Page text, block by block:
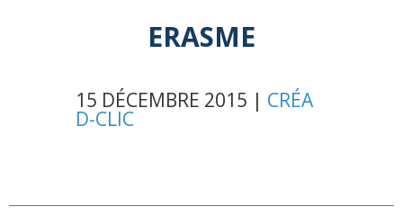
ERASME
15 DÉCEMBRE 2015 | CRÉA
D-CLIC